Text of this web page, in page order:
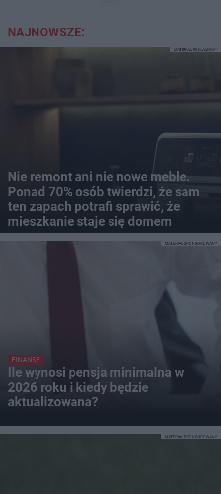
NAJNOWSZE:
Nie remont ani nie nowe meble.
Ponad 70% osób twierdzi, że sam
ten zapach potrafi sprawić, że
mieszkanie staje się domem
MATERIAŁ REKLAMOWY
FINANSE
Ile wynosi pensja minimalna w
2026 roku i kiedy będzie
aktualizowana?
MATERIAŁ SPONSOROWANY
MATERIAŁ SPONSOROWANY